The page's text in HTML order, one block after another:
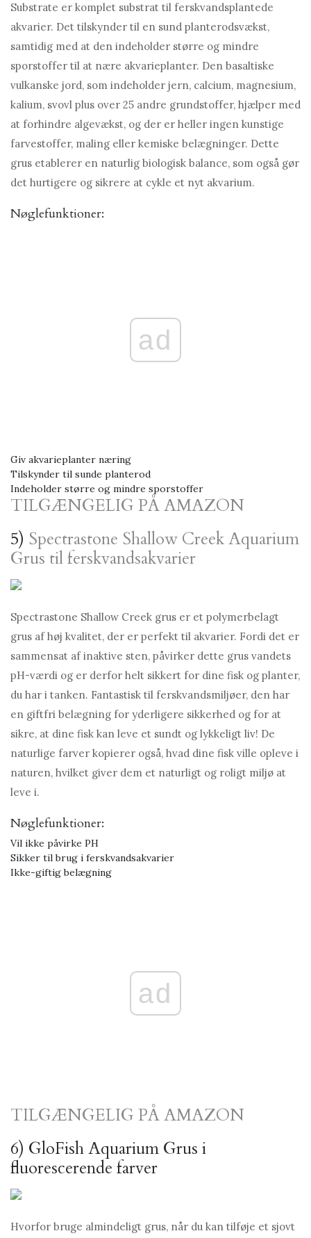
Substrate er komplet substrat til ferskvandsplantede
akvarier. Det tilskynder til en sund planterodsvækst,
samtidig med at den indeholder større og mindre
sporstoffer til at nære akvarieplanter. Den basaltiske
vulkanske jord, som indeholder jern, calcium, magnesium,
kalium, svovl plus over 25 andre grundstoffer, hjælper med
at forhindre algevækst, og der er heller ingen kunstige
farvestoffer, maling eller kemiske belægninger. Dette
grus etablerer en naturlig biologisk balance, som også gør
det hurtigere og sikrere at cykle et nyt akvarium.
Nøglefunktioner:
ad
Giv akvarieplanter næring
Tilskynder til sunde planterod
Indeholder større og mindre sporstoffer
TILGÆNGELIG PÅ AMAZON
5) Spectrastone Shallow Creek Aquarium
Grus til ferskvandsakvarier
Spectrastone Shallow Creek grus er et polymerbelagt
grus af høj kvalitet, der er perfekt til akvarier. Fordi det er
sammensat af inaktive sten, påvirker dette grus vandets
pH-værdi og er derfor helt sikkert for dine fisk og planter,
du har i tanken. Fantastisk til ferskvandsmiljøer, den har
en giftfri belægning for yderligere sikkerhed og for at
sikre, at dine fisk kan leve et sundt og lykkeligt liv! De
naturlige farver kopierer også, hvad dine fisk ville opleve i
naturen, hvilket giver dem et naturligt og roligt miljø at
leve i.
Nøglefunktioner:
Vil ikke påvirke PH
Sikker til brug i ferskvandsakvarier
Ikke-giftig belægning
ad
TILGÆNGELIG PÅ AMAZON
6) GloFish Aquarium Grus i
fluorescerende farver
Hvorfor bruge almindeligt grus, når du kan tilføje et sjovt